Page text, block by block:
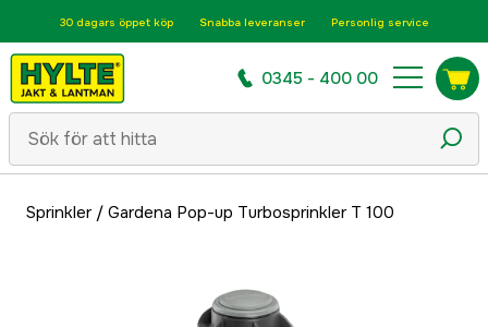
30 dagars öppet köp Snabba leveranser Personlig service
0345 - 400 00
Sprinkler/ Gardena Pop-up Turbosprinkler T 100